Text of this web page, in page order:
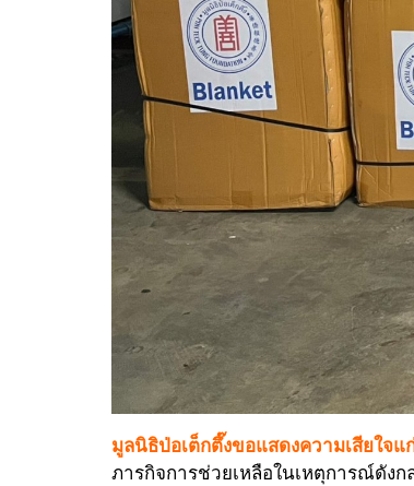
มูลนิธิป่อเต็กตึ๊งขอแสดงความเสียใจ
ภารกิจการช่วยเหลือในเหตุการณ์ดังก